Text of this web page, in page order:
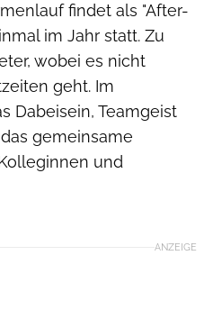
findet als "After-
im Jahr statt. Zu
wobei es nicht
geht. Im
Dabeisein, Teamgeist
gemeinsame
und
ANZEIGE